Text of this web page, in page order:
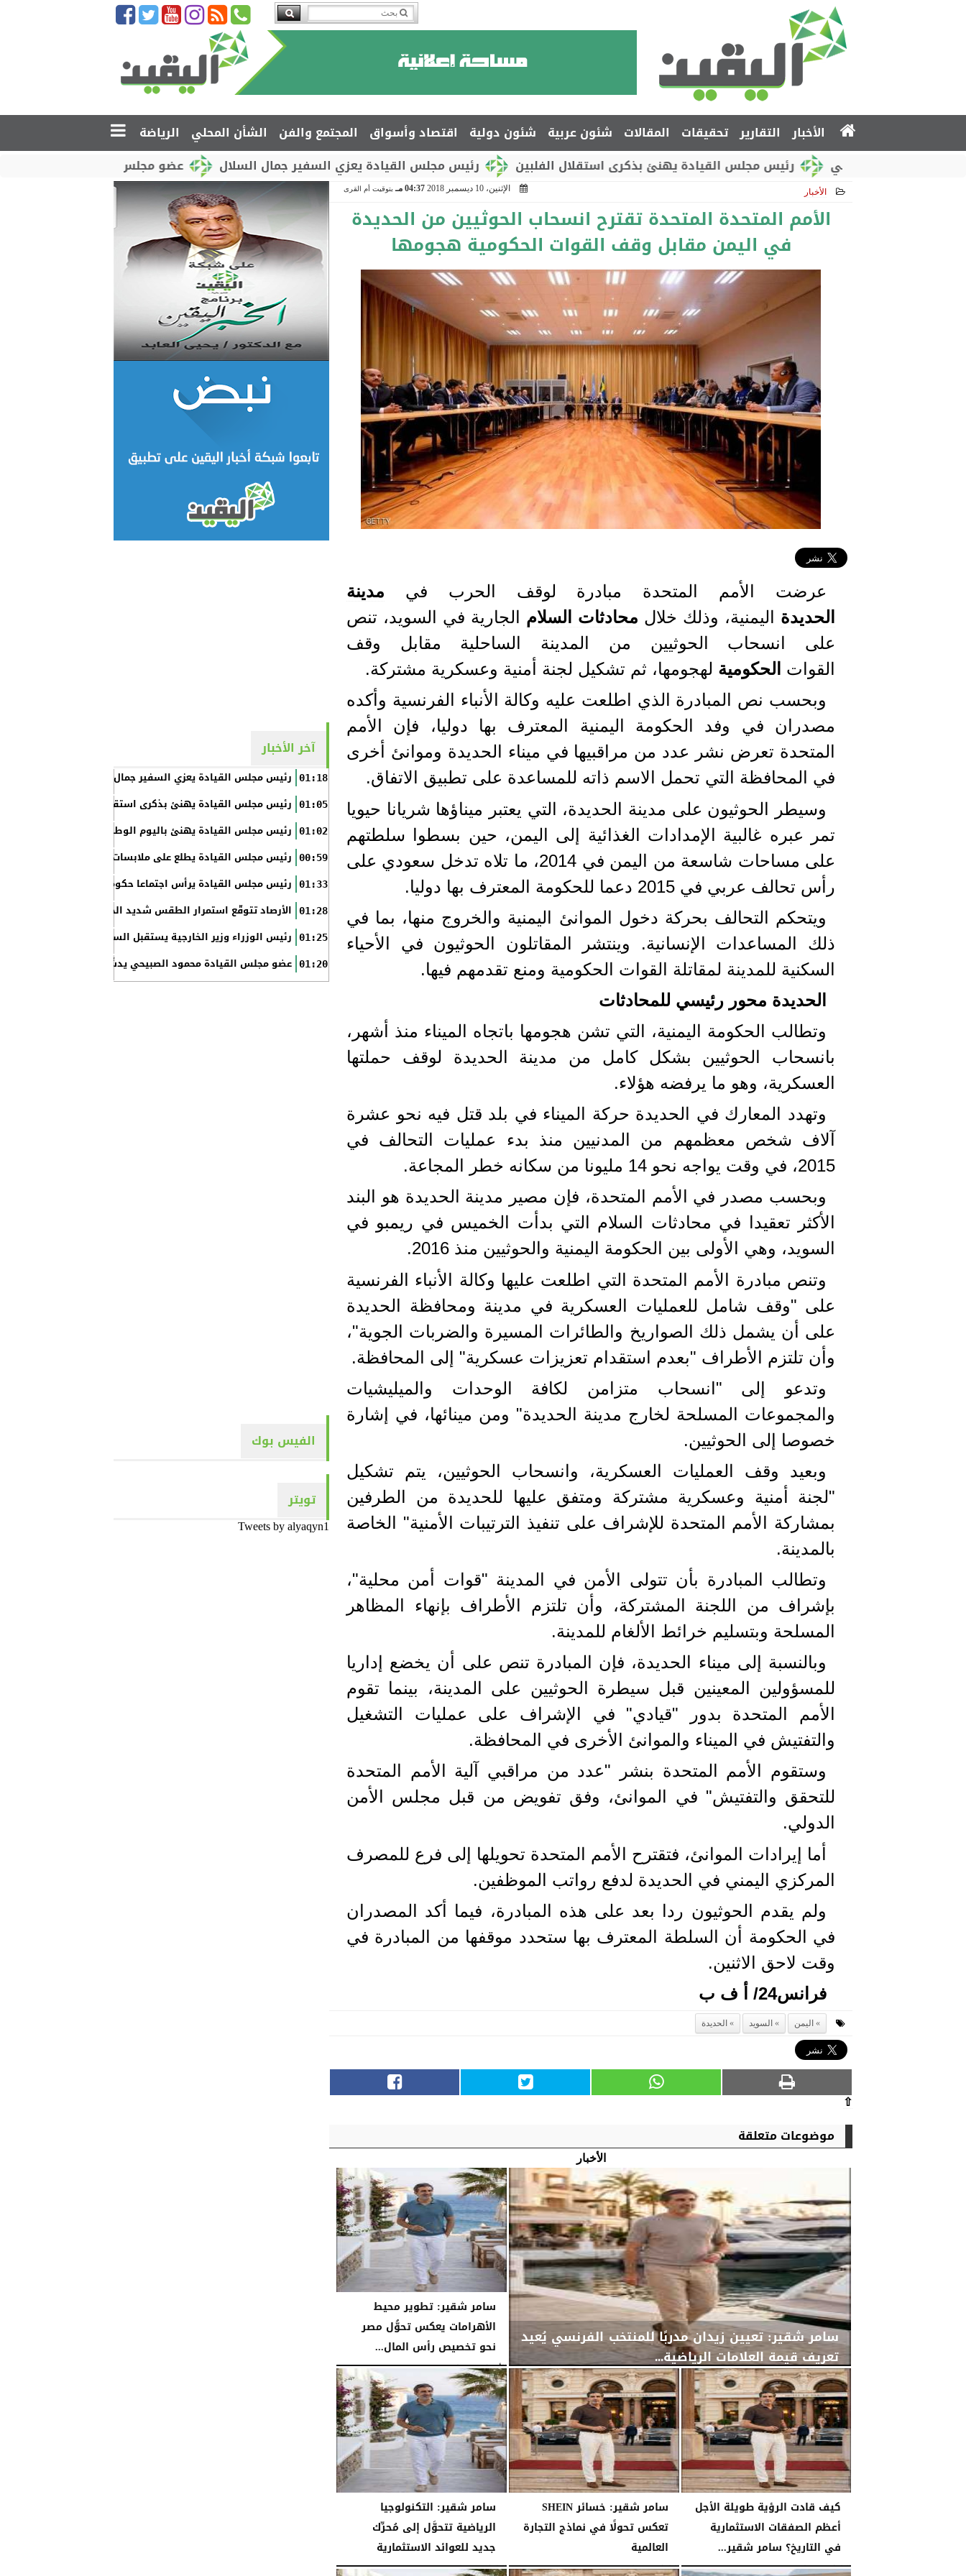
الأخبار التقارير تحقيقات المقالات شئون عربية شئون دولية اقتصاد وأسواق المجتمع والفن الشأن المحلي
الرياضة
عضو مجلس القيادة محمود الصبيحي يدشّن
رئيس مجلس القيادة يعزي السفير جمال السلال رئيس مجلس القيادة يهنئ بذكرى استقلال الفلبين
الأخبار الإثنين، 10 ديسمبر 2018 04:37 مـ بتوقيت أم القرى
الأمم المتحدة المتحدة تقترح انسحاب الحوثيين من الحديدة
في اليمن مقابل وقف القوات الحكومية هجومها
عرضت الأمم المتحدة مبادرة لوقف الحرب في مدينة
الحديدة اليمنية، وذلك خلال محادثات السلام الجارية في السويد، تنص
على انسحاب الحوثيين من المدينة الساحلية مقابل وقف
القوات الحكومية لهجومها، ثم تشكيل لجنة أمنية وعسكرية مشتركة.
وبحسب نص المبادرة الذي اطلعت عليه وكالة الأنباء الفرنسية وأكده
مصدران في وفد الحكومة اليمنية المعترف بها دوليا، فإن الأمم
المتحدة تعرض نشر عدد من مراقبيها في ميناء الحديدة وموانئ أخرى
في المحافظة التي تحمل الاسم ذاته للمساعدة على تطبيق الاتفاق.
وسيطر الحوثيون على مدينة الحديدة، التي يعتبر ميناؤها شريانا حيويا
تمر عبره غالبية الإمدادات الغذائية إلى اليمن، حين بسطوا سلطتهم
على مساحات شاسعة من اليمن في 2014، ما تلاه تدخل سعودي على
رأس تحالف عربي في 2015 دعما للحكومة المعترف بها دوليا.
ويتحكم التحالف بحركة دخول الموانئ اليمنية والخروج منها، بما في
ذلك المساعدات الإنسانية. وينتشر المقاتلون الحوثيون في الأحياء
السكنية للمدينة لمقاتلة القوات الحكومية ومنع تقدمهم فيها.
الحديدة محور رئيسي للمحادثات
وتطالب الحكومة اليمنية، التي تشن هجومها باتجاه الميناء منذ أشهر،
بانسحاب الحوثيين بشكل كامل من مدينة الحديدة لوقف حملتها
العسكرية، وهو ما يرفضه هؤلاء.
وتهدد المعارك في الحديدة حركة الميناء في بلد قتل فيه نحو عشرة
آلاف شخص معظمهم من المدنيين منذ بدء عمليات التحالف في
2015، في وقت يواجه نحو 14 مليونا من سكانه خطر المجاعة.
وبحسب مصدر في الأمم المتحدة، فإن مصير مدينة الحديدة هو البند
الأكثر تعقيدا في محادثات السلام التي بدأت الخميس في ريمبو في
السويد، وهي الأولى بين الحكومة اليمنية والحوثيين منذ 2016.
وتنص مبادرة الأمم المتحدة التي اطلعت عليها وكالة الأنباء الفرنسية
على "وقف شامل للعمليات العسكرية في مدينة ومحافظة الحديدة
على أن يشمل ذلك الصواريخ والطائرات المسيرة والضربات الجوية"،
وأن تلتزم الأطراف "بعدم استقدام تعزيزات عسكرية" إلى المحافظة.
وتدعو إلى "انسحاب متزامن لكافة الوحدات والميليشيات
والمجموعات المسلحة لخارج مدينة الحديدة" ومن مينائها، في إشارة
خصوصا إلى الحوثيين.
وبعيد وقف العمليات العسكرية، وانسحاب الحوثيين، يتم تشكيل
"لجنة أمنية وعسكرية مشتركة ومتفق عليها للحديدة من الطرفين
بمشاركة الأمم المتحدة للإشراف على تنفيذ الترتيبات الأمنية" الخاصة
بالمدينة.
وتطالب المبادرة بأن تتولى الأمن في المدينة "قوات أمن محلية"،
بإشراف من اللجنة المشتركة، وأن تلتزم الأطراف بإنهاء المظاهر
المسلحة وبتسليم خرائط الألغام للمدينة.
وبالنسبة إلى ميناء الحديدة، فإن المبادرة تنص على أن يخضع إداريا
للمسؤولين المعينين قبل سيطرة الحوثيين على المدينة، بينما تقوم
الأمم المتحدة بدور "قيادي" في الإشراف على عمليات التشغيل
والتفتيش في الميناء والموانئ الأخرى في المحافظة.
وستقوم الأمم المتحدة بنشر "عدد من مراقبي آلية الأمم المتحدة
للتحقق والتفتيش" في الموانئ، وفق تفويض من قبل مجلس الأمن
الدولي.
أما إيرادات الموانئ، فتقترح الأمم المتحدة تحويلها إلى فرع للمصرف
المركزي اليمني في الحديدة لدفع رواتب الموظفين.
ولم يقدم الحوثيون ردا بعد على هذه المبادرة، فيما أكد المصدران
في الحكومة أن السلطة المعترف بها ستحدد موقفها من المبادرة في
وقت لاحق الاثنين.
فرانس24/ أ ف ب
اليمن السويد الحديدة
⇧
موضوعات متعلقة
الأخبار
سامر شقير: تعيين زيدان مدربًا للمنتخب الفرنسي يُعيد
تعريف قيمة العلامات الرياضية...
الأربعاء، 29 يوليو 2026 02:25 مـ
سامر شقير: تطوير محيط
الأهرامات يعكس تحوُّل مصر
نحو تخصيص رأس المال...
الأربعاء، 29 يوليو 2026 02:15 مـ
كيف قادت الرؤية طويلة الأجل
أعظم الصفقات الاستثمارية
في التاريخ؟ سامر شقير...
الثلاثاء، 28 يوليو 2026 03:49 مـ
سامر شقير: خسائر SHEIN
تعكس تحولًا في نماذج التجارة
العالمية
الثلاثاء، 28 يوليو 2026 02:52 مـ
سامر شقير: التكنولوجيا
الرياضية تتحوَّل إلى مُحرِّك
جديد للعوائد الاستثمارية
الثلاثاء، 28 يوليو 2026 02:40 مـ
آخر الأخبار
01:18 رئيس مجلس القيادة يعزي السفير جمال السلال
01:05 رئيس مجلس القيادة يهنئ بذكرى استقلال الفلبين
01:02 رئيس مجلس القيادة يهنئ باليوم الوطني الروسي
00:59 رئيس مجلس القيادة يطلع على ملابسات حادثة إطلاق النار في
01:33 رئيس مجلس القيادة يرأس اجتماعا حكوميا مصغرا لدعم جهود
01:28 الأرصاد تتوقّع استمرار الطقس شديد الحرارة بالسواحل والصحاري
01:25 رئيس الوزراء وزير الخارجية يستقبل السفير الأمريكي
01:20 عضو مجلس القيادة محمود الصبيحي يدشّن اختبارات الثانوية
الفيس بوك
تويتر
Tweets by alyaqyn1